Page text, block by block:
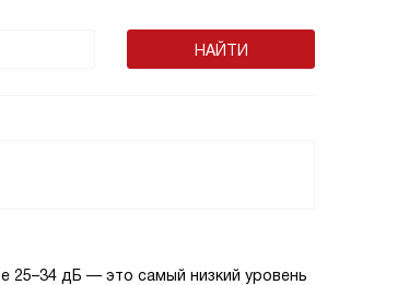
25–34 дБ — это самый низкий уровень